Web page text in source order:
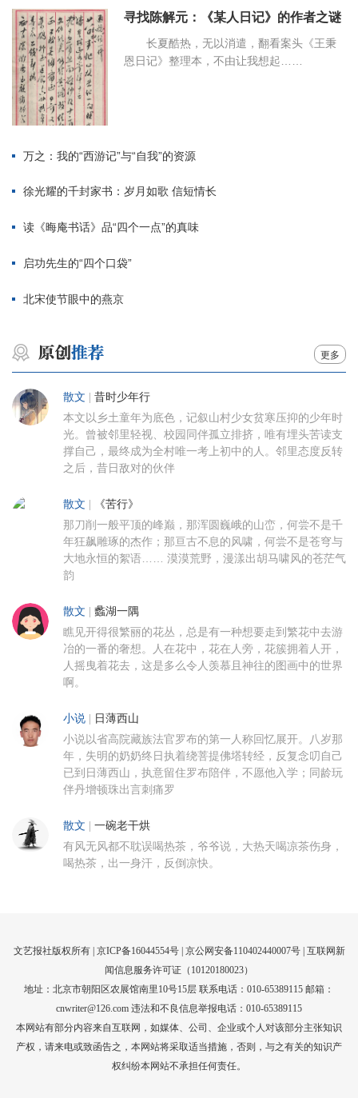
寻找陈解元：《某人日记》的作者之谜
长夏酷热，无以消遣，翻看案头《王秉
恩日记》整理本，不由让我想起……
万之：我的“西游记”与“自我”的资源
徐光耀的千封家书：岁月如歌 信短情长
读《晦庵书话》品“四个一点”的真味
启功先生的“四个口袋”
北宋使节眼中的燕京
更多
散文 昔时少年行
本文以乡土童年为底色，记叙山村少女贫寒压抑的少年时
光。曾被邻里轻视、校园同伴孤立排挤，唯有埋头苦读支
撑自己，最终成为全村唯一考上初中的人。邻里态度反转
之后，昔日敌对的伙伴
散文 《苦行》
那刀削一般平顶的峰巅，那浑圆巍峨的山峦，何尝不是千
年狂飙雕琢的杰作；那亘古不息的风啸，何尝不是苍穹与
大地永恒的絮语…… 漠漠荒野，漫漾出胡马啸风的苍茫气
韵
散文 蠡湖一隅
瞧见开得很繁丽的花丛，总是有一种想要走到繁花中去游
冶的一番的奢想。人在花中，花在人旁，花簇拥着人开，
人摇曳着花去，这是多么令人羡慕且神往的图画中的世界
啊。
小说 日薄西山
小说以省高院藏族法官罗布的第一人称回忆展开。八岁那
年，失明的奶奶终日执着绕菩提佛塔转经，反复念叨自己
已到日薄西山，执意留住罗布陪伴，不愿他入学；同龄玩
伴丹增顿珠出言刺痛罗
散文 一碗老干烘
有风无风都不耽误喝热茶，爷爷说，大热天喝凉茶伤身，
喝热茶，出一身汗，反倒凉快。
文艺报社版权所有 | 京ICP备16044554号| 京公网安备110402440007号 | 互联网新
闻信息服务许可证（10120180023）
地址：北京市朝阳区农展馆南里10号15层 联系电话：010-65389115 邮箱：
cnwriter@126.com 违法和不良信息举报电话：010-65389115
本网站有部分内容来自互联网，如媒体、公司、企业或个人对该部分主张知识
产权，请来电或致函告之，本网站将采取适当措施，否则，与之有关的知识产
权纠纷本网站不承担任何责任。